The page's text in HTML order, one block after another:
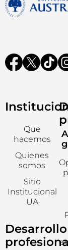
Que
hacemos
Quienes
somos
Sitio
Institucional
UA
Desarrollo